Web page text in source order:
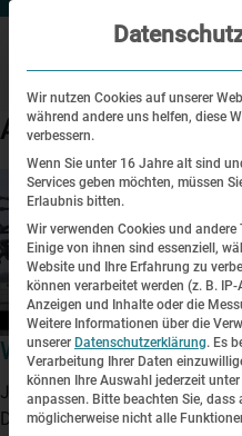
Archive
Wehrmacht und KZ
Juni 30, 2026 7:23 a.m.
Dieser RundgangPlus
Wir nutzen Cookies auf unserer
während andere uns helfen, diese
verbessern.
Wenn Sie unter 16 Jahre alt sind
Services geben möchten, müssen
Erlaubnis bitten.
Wir verwenden Cookies und
Einige von ihnen sind essenziell,
Website und Ihre Erfahrung zu
können verarbeitet werden (z. B.
Anzeigen und Inhalte oder die
Weitere Informationen über die
unserer Datenschutzerklärung. Es
Verarbeitung Ihrer Daten
können Ihre Auswahl jederzeit unter
anpassen. Bitte beachten Sie,
möglicherweise nicht alle